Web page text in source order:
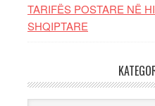
TARIFËS POSTARE NË
SHQIPTARE